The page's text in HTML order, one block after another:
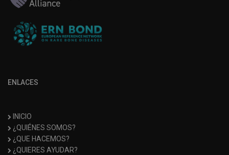
ENLACES
INICIO
¿QUIÉNES SOMOS?
¿QUE HACEMOS?
¿QUIERES AYUDAR?